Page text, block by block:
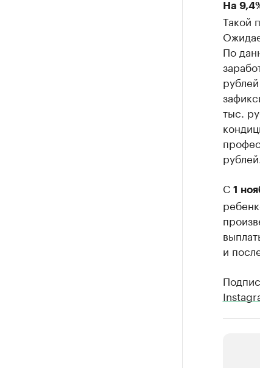
На
Такой
По
тыс.
рублей.
С 1
и